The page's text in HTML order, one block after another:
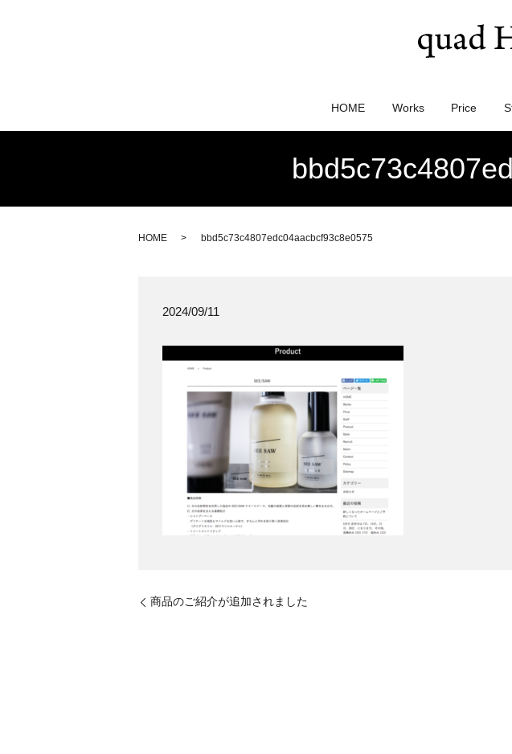
HOME Works Price
HOME bbd5c73c4807edc04aacbcf93c8e0575
2024/09/11
商品のご紹介が追加されました